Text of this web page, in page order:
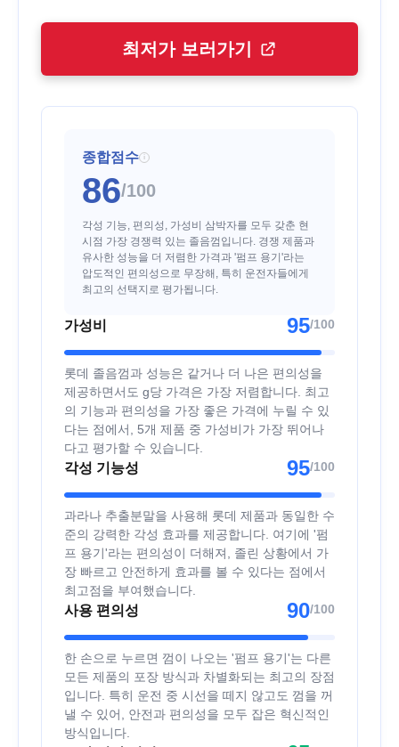
최저가 보러가기
종합점수 i
86/100
각성 기능, 편의성, 가성비 삼박자를 모두 갖춘 현
시점 가장 경쟁력 있는 졸음껌입니다. 경쟁 제품과
유사한 성능을 더 저렴한 가격과 '펌프 용기'라는
압도적인 편의성으로 무장해, 특히 운전자들에게
최고의 선택지로 평가됩니다.
가성비 95/100
롯데 졸음껌과 성능은 같거나 더 나은 편의성을
제공하면서도 g당 가격은 가장 저렴합니다. 최고
의 기능과 편의성을 가장 좋은 가격에 누릴 수 있
다는 점에서, 5개 제품 중 가성비가 가장 뛰어나
다고 평가할 수 있습니다.
각성 기능성 95/100
과라나 추출분말을 사용해 롯데 제품과 동일한 수
준의 강력한 각성 효과를 제공합니다. 여기에 '펌
프 용기'라는 편의성이 더해져, 졸린 상황에서 가
장 빠르고 안전하게 효과를 볼 수 있다는 점에서
최고점을 부여했습니다.
사용 편의성 90/100
한 손으로 누르면 껌이 나오는 '펌프 용기'는 다른
모든 제품의 포장 방식과 차별화되는 최고의 장점
입니다. 특히 운전 중 시선을 떼지 않고도 껌을 꺼
낼 수 있어, 안전과 편의성을 모두 잡은 혁신적인
방식입니다.